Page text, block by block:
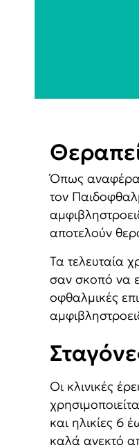
Όπως
τον
αποτελούν
Τα τελευταία
σαν σκοπό να
οφθαλμικές
Οι κλινικές
και ηλικίες 6
καλά ανεκτό